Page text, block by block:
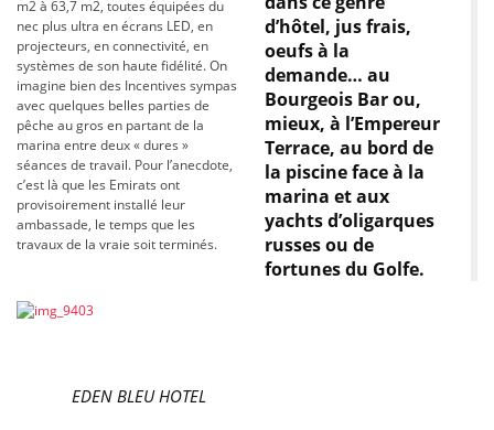
d’hôtel, jus frais,
oeufs à la
demande… au
Bourgeois Bar ou,
mieux, à l’Empereur
Terrace, au bord de
la piscine face à la
marina et aux
yachts d’oligarques
russes ou de
fortunes du Golfe.
m2 à 63,7 m2, toutes équipées du
nec plus ultra en écrans LED, en
projecteurs, en connectivité, en
systèmes de son haute fidélité. On
imagine bien des Incentives sympas
avec quelques belles parties de
pêche au gros en partant de la
marina entre deux « dures »
séances de travail. Pour l’anecdote,
c’est là que les Emirats ont
provisoirement installé leur
ambassade, le temps que les
travaux de la vraie soit terminés.
EDEN BLEU HOTEL